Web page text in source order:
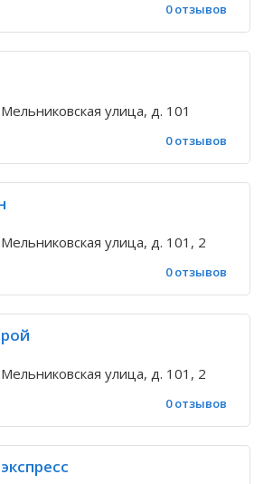
0 отзывов
улица, д. 101
0 отзывов
улица, д. 101, 2
0 отзывов
улица, д. 101, 2
0 отзывов